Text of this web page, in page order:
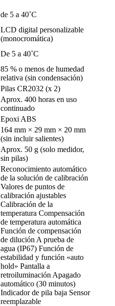
de 5 a 40˚C
LCD digital personalizable
(monocromática)
De 5 a 40˚C
85 % o menos de humedad
relativa (sin condensación)
Pilas CR2032 (x 2)
Aprox. 400 horas en uso
continuado
Epoxi ABS
164 mm × 29 mm × 20 mm
(sin incluir salientes)
Aprox. 50 g (solo medidor,
sin pilas)
Reconocimiento automático
de la solución de calibración
Valores de puntos de
calibración ajustables
Calibración de la
temperatura Compensación
de temperatura automática
Función de compensación
de dilución A prueba de
agua (IP67) Función de
estabilidad y función «auto
hold» Pantalla a
retroiluminación Apagado
automático (30 minutos)
Indicador de pila baja Sensor
reemplazable